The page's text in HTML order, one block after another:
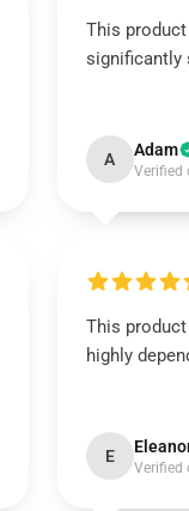
This
significantly
A Adam
Verified
This
highly
E
Verified